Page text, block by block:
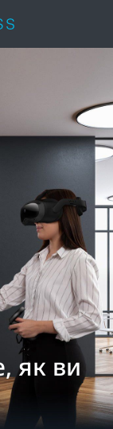
як ви